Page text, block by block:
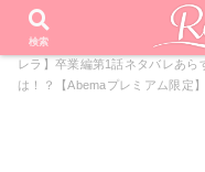
PR
ホーム ドラマ
レラ】卒業編第1話ネタバレあ
は！？【Abemaプレミアム限定】
検索